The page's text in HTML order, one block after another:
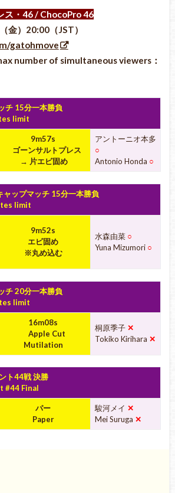
ス・46 / ChocoPro 46
）20:00（JST）
gatohmove
number of simultaneous viewers：
チ 15分一本勝負
limit
9m57s
ゴーンサルトプレス
→ 片エビ固め
アントーニオ本多
○
Antonio Honda ○
ップマッチ 15分一本勝負
limit
9m52s
エビ固め
※丸め込む
水森由菜 ○
Yuna Mizumori ○
チ 20分一本勝負
limit
16m08s
Apple Cut
Mutilation
桐原季子 ✕
Tokiko Kirihara ✕
ト44戦 決勝
#44 Final
パー
Paper
駿河メイ ✕
Mei Suruga ✕